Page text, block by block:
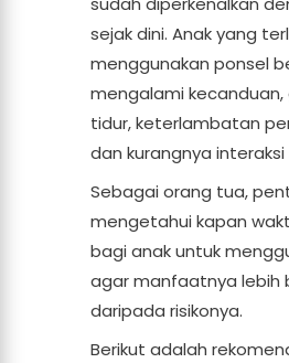
sejak dini. Anak yang
menggunakan ponsel
mengalami
tidur, keterlambatan
dan kurangnya interaksi
Sebagai orang tua,
mengetahui kapan
bagi anak untuk
agar manfaatnya lebih
daripada risikonya.
Berikut adalah